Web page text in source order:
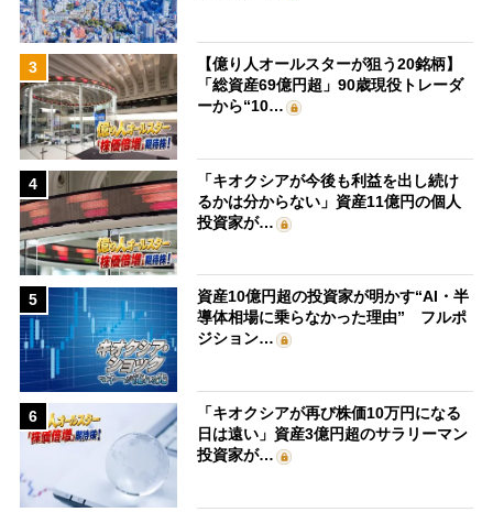
3
【億り人オールスターが狙う20銘柄】
「総資産69億円超」90歳現役トレーダ
ーから“10…
4
「キオクシアが今後も利益を出し続け
るかは分からない」資産11億円の個人
投資家が…
5
資産10億円超の投資家が明かす“AI・半
導体相場に乗らなかった理由” フルポ
ジション…
6
「キオクシアが再び株価10万円になる
日は遠い」資産3億円超のサラリーマン
投資家が…